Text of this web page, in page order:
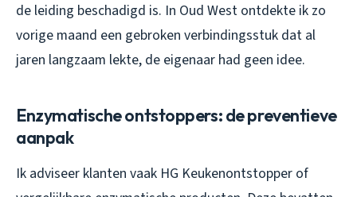
de leiding beschadigd is. In Oud West ontdekte ik zo
vorige maand een gebroken verbindingsstuk dat al
jaren langzaam lekte, de eigenaar had geen idee.
Enzymatische ontstoppers: de preventieve
aanpak
Ik adviseer klanten vaak HG Keukenontstopper of